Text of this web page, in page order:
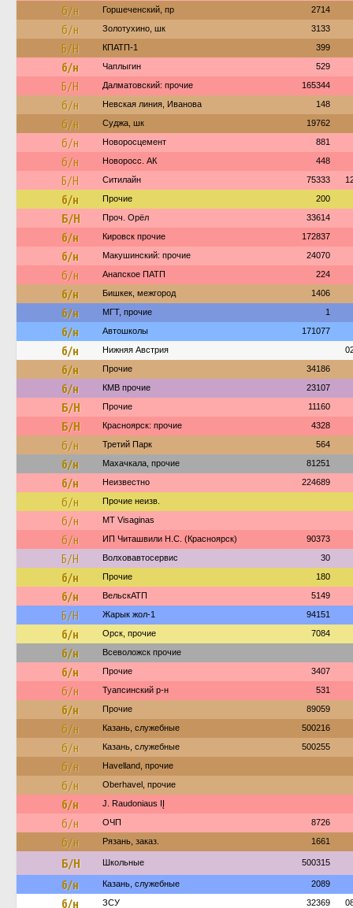
б/н Горшеченский, пр 2714
б/н Золотухино, шк 3133
Б/Н КПАТП-1 399
б/н Чаплыгин 529
Б/Н Далматовский: прочие 165344
б/н Невская линия, Иванова 148
б/н Суджа, шк 19762
б/н Новоросцемент 881
б/н Новоросс. АК 448
Б/Н Ситилайн 75333
б/н Прочие 200
Б/Н Проч. Орёл 33614
б/н Кировск прочие 172837
б/н Макушинский: прочие 24070
б/н Анапское ПАТП 224
б/н Бишкек, межгород 1406
б/н МГТ, прочие 1
б/н Автошколы 171077
б/н Нижняя Австрия
б/н Прочие 34186
б/н КМВ прочие 23107
Б/Н Прочие 11160
Б/Н Красноярск: прочие 4328
б/н Третий Парк 564
б/н Махачкала, прочие 81251
б/н Неизвестно 224689
б/н Прочие неизв.
б/н MT Visaginas
б/н ИП Читашвили Н.С. (Красноярск) 90373
Б/Н Волховавтосервис 30
б/н Прочие 180
б/н ВельскАТП 5149
Б/Н Жарык жол-1 94151
б/н Орск, прочие 7084
б/н Всеволожск прочие
б/н Прочие 3407
б/н Туапсинский р-н 531
б/н Прочие 89059
б/н Казань, служебные 500216
б/н Казань, служебные 500255
б/н Havelland, прочие
б/н Oberhavel, прочие
б/н J. Raudoniaus IĮ
б/н ОЧП 8726
б/н Рязань, заказ. 1661
Б/Н Школьные 500315
б/н Казань, служебные 2089
б/н ЗСУ 32369